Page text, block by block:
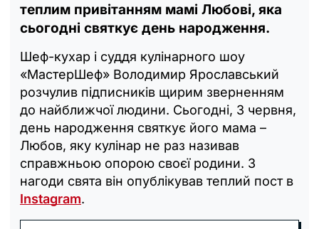
теплим привітанням мамі Любові, яка
сьогодні святкує день народження.
Шеф-кухар і суддя кулінарного шоу
«МастерШеф» Володимир Ярославський
розчулив підписників щирим зверненням
до найближчої людини. Сьогодні, 3 червня,
день народження святкує його мама –
Любов, яку кулінар не раз називав
справжньою опорою своєї родини. З
нагоди свята він опублікував теплий пост в
Instagram.